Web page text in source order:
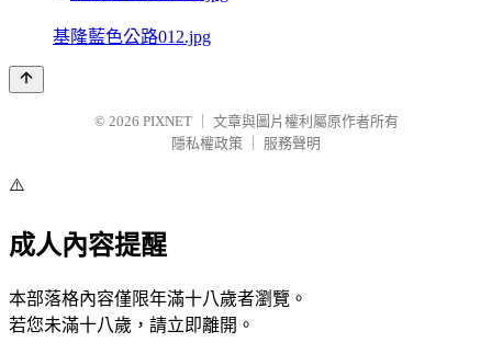
基隆藍色公路012.jpg
© 2026 PIXNET
文章與圖片權利屬原作者所有
隱私權政策
服務聲明
⚠️
成人內容提醒
本部落格內容僅限年滿十八歲者瀏覽。
若您未滿十八歲，請立即離開。